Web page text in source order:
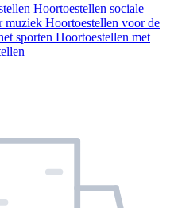
Hoortoestellen sociale
muziek Hoortoestellen voor de
sporten Hoortoestellen met